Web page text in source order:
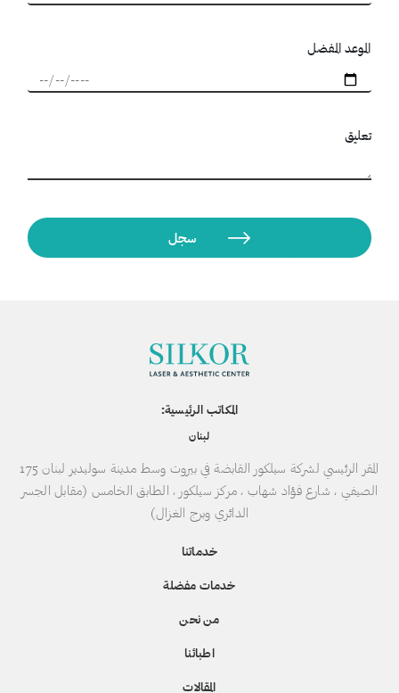
الموعد المفضل
تعليق
المكاتب الرئيسية:
لبنان
المقر الرئيسي لشركة سيلكور القابضة في بيروت وسط مدينة سوليدير لبنان 175
الصيفي ، شارع فؤاد شهاب ، مركز سيلكور ، الطابق الخامس (مقابل الجسر
الدائري وبرج الغزال)
خدماتنا
خدمات مفضلة
من نحن
اطبائنا
المقالات